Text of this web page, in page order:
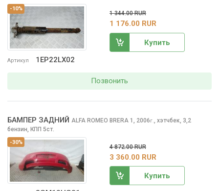
-10%
Артикул 1EP22LX02
1 344.00 RUR
1 176.00 RUR
Купить
Позвонить
-30%
БАМПЕР ЗАДНИЙ ALFA ROMEO BRERA 1, 2006г.
хэтчбек, 3,2
бензин, КПП 5ст.
4 872.00 RUR
3 360.00 RUR
Купить